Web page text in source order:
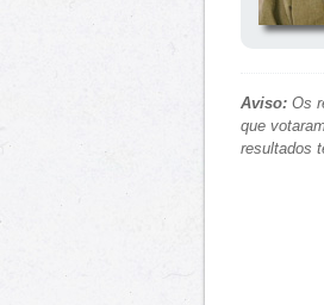
Aviso: Os
que
resultados